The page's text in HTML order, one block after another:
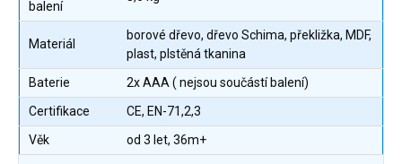
balení
Materiál
borové dřevo, dřevo Schima, překližka, MDF,
plast, plstěná tkanina
Baterie
2x AAA ( nejsou součástí balení)
Certifikace
CE, EN-71,2,3
Věk
od 3 let, 36m+